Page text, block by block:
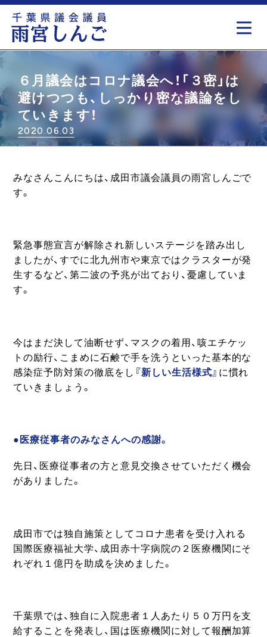
６月議会はコロナ議会へ！「３密」は
避けつつも、しっかり密な議論をし
ていきます！
2020.06.03
みなさんこんにちは、成田市議会議員の雨宮しんごで
す。
緊急事態宣言が解除され新しいステージを踏み出し
ましたが、すでに北九州市や東京ではクラスターが発
生するなど、第二波の予兆が出ており、憂慮していま
す。
今はまだ決して油断せず、マスクの着用、咳エチケッ
トの励行、こまめに石鹸で手を洗うといった基本的な
感染症予防対策の徹底をし 『新しい生活様式』 に慣れ
ていきましょう。
●医療従事者のみなさんへの感謝。
先日、医療従事者の方と意見交換させていただく機会
がありました。
成田市では独自施策としてコロナ患者を受け入れる
国際医療福祉大学、成田赤十字病院の２医療機関にそ
れぞれ１億円を助成を決めました。
千葉県では、独自に入院患者１人あたり５０万円を支
給することを発表し、国は医療機関に対して報酬加算